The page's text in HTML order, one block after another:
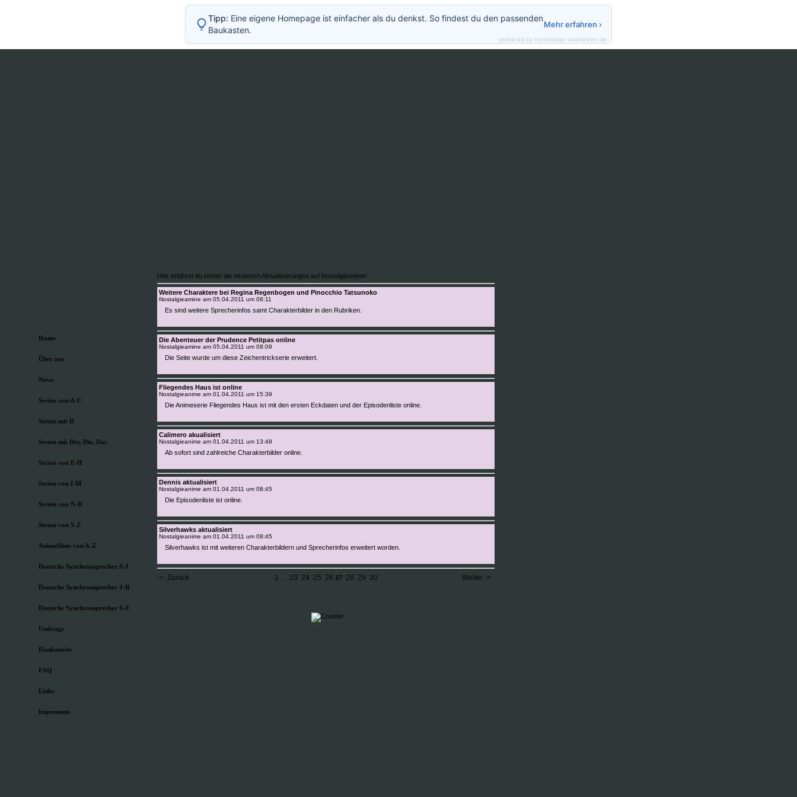
Home
Über uns
News
Serien von A-C
Serien mit D
Serien mit Der, Die, Das
Serien von E-H
Serien von I-M
Serien von N-R
Serien von S-Z
Animefilme von A-Z
Deutsche Synchronsprecher A-I
Deutsche Synchronsprecher J-R
Deutsche Synchronsprecher S-Z
Umfrage
Dankesseite
FAQ
Links
Impressum
Hier erfährst du immer die neuesten Aktualisierungen auf Nostalgieanime!
Weitere Charaktere bei Regina Regenbogen und Pinocchio Tatsunoko
Nostalgieamine am 05.04.2011 um 08:11
Es sind weitere Sprecherinfos samt Charakterbilder in den Rubriken.
Die Abenteuer der Prudence Petitpas online
Nostalgieamine am 05.04.2011 um 08:09
Die Seite wurde um diese Zeichentrickserie erweitert.
Fliegendes Haus ist online
Nostalgieanime am 01.04.2011 um 15:39
Die Animeserie Fliegendes Haus ist mit den ersten Eckdaten und der Episodenliste online.
Calimero akualisiert
Nostalgieanime am 01.04.2011 um 13:48
Ab sofort sind zahlreiche Charakterbilder online.
Dennis aktualisiert
Nostalgieanime am 01.04.2011 um 08:45
Die Episodenliste ist online.
Silverhawks aktualisiert
Nostalgieanime am 01.04.2011 um 08:45
Silverhawks ist mit weiteren Charakterbildern und Sprecherinfos erweitert worden.
<- Zurück 1 23 24 25 26 27 28 29 30 Weiter ->
Tipp: Eine eigene Homepage ist einfacher als du denkst. So findest du den passenden
Baukasten.
Mehr erfahren ›
powered by homepage-baukasten.de